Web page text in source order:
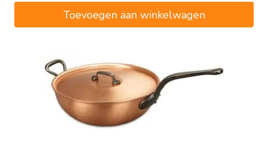
Toevoegen aan winkelwagen